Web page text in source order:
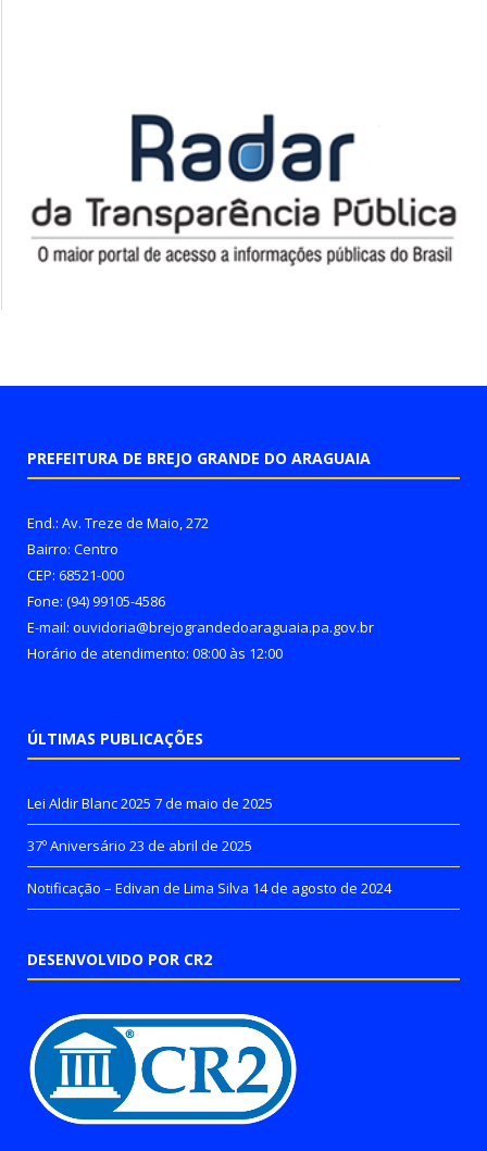
PREFEITURA DE BREJO GRANDE DO ARAGUAIA
End.: Av. Treze de Maio, 272
Bairro: Centro
CEP: 68521-000
Fone: (94) 99105-4586
E-mail: ouvidoria@brejograndedoaraguaia.pa.gov.br
Horário de atendimento: 08:00 às 12:00
ÚLTIMAS PUBLICAÇÕES
Lei Aldir Blanc 2025 7 de maio de 2025
37º Aniversário 23 de abril de 2025
Notificação – Edivan de Lima Silva 14 de agosto de 2024
DESENVOLVIDO POR CR2